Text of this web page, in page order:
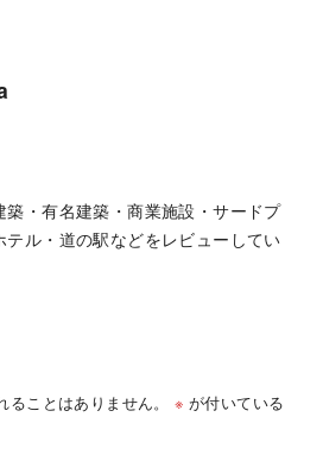
・有名建築・商業施設・サードプ
テル・道の駅などをレビューしてい
ことはありません。 ※ が付いている